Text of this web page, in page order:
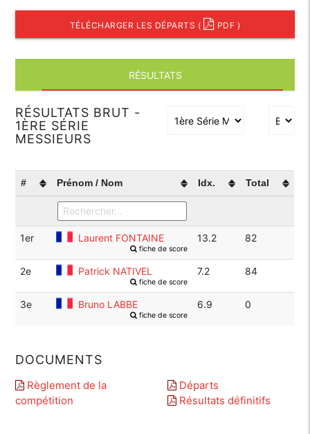
TÉLÉCHARGER LES DÉPARTS ( PDF )
RÉSULTATS
RÉSULTATS BRUT -
1ÈRE SÉRIE
MESSIEURS
# Prénom / Nom Idx. Total
1er Laurent FONTAINE
fiche de score
13.2 82
2e Patrick NATIVEL
fiche de score
7.2 84
3e Bruno LABBE
fiche de score
6.9 0
DOCUMENTS
Règlement de la
compétition
Départs
Résultats définitifs